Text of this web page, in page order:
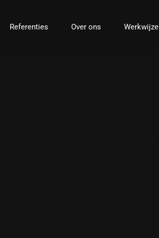
Referenties Over ons Werkwijze